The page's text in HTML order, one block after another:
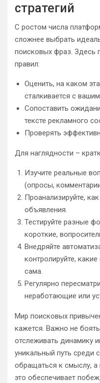
стратегий
С ростом числа
сложнее выбрать
поисковых фраз. Здесь
правил:
Оценить, на каком
сталкивается с
Сопоставить
тексте рекламного
Проверять
Для наглядности –
Изучите реальные
(опросы,
Проанализируйте,
объявления.
Тестируйте разные
короткие,
Внедряйте
контролируйте,
сама.
Регулярно
неработающие или
Мир поисковых
кажется. Важно не
отслеживать динамику
уникальный путь среди
обращаться к смыслу,
это обеспечивает